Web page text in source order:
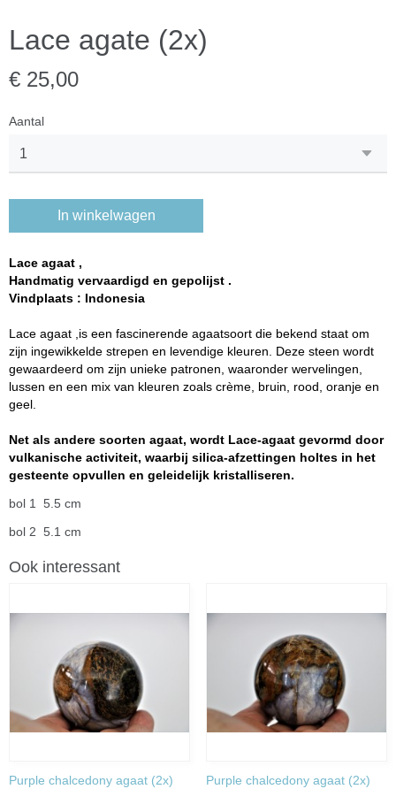
Lace agate (2x)
€ 25,00
Aantal
In winkelwagen
Lace agaat ,
Handmatig vervaardigd en gepolijst .
Vindplaats : Indonesia
Lace agaat ,is een fascinerende agaatsoort die bekend staat om
zijn ingewikkelde strepen en levendige kleuren. Deze steen wordt
gewaardeerd om zijn unieke patronen, waaronder wervelingen,
lussen en een mix van kleuren zoals crème, bruin, rood, oranje en
geel.
Net als andere soorten agaat, wordt Lace-agaat gevormd door
vulkanische activiteit, waarbij silica-afzettingen holtes in het
gesteente opvullen en geleidelijk kristalliseren.
bol 1 5.5 cm
bol 2 5.1 cm
Ook interessant
Purple chalcedony agaat (2x) Purple chalcedony agaat (2x)